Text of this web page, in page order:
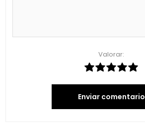
Valorar:
Enviar comentario